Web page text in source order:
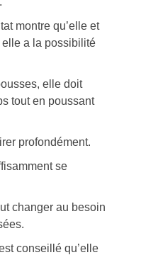
montre qu’elle et
elle a la possibilité
elle doit
tout en poussant
profondément.
se
changer au besoin
conseillé qu’elle